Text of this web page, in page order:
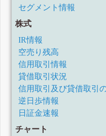
セグメント情報
株式
IR情報
空売り残高
信用取引情報
貸借取引状況
信用取引及び貸借取引
逆日歩情報
日証金速報
チャート